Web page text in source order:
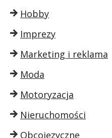
Hobby
Imprezy
Marketing i reklama
Moda
Motoryzacja
Nieruchomości
Obcojęzyczne